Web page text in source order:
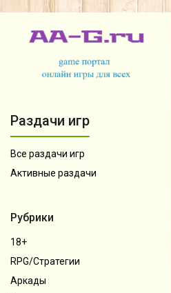
Раздачи игр
Все раздачи игр
Активные раздачи
Рубрики
18+
RPG/Стратегии
Аркады